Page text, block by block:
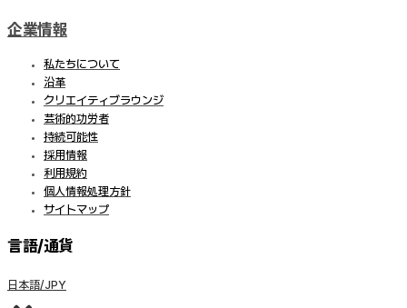
企業情報
私たちについて
沿革
クリエイティブラウンジ
芸術的功労者
持続可能性
採用情報
利用規約
個人情報処理方針
サイトマップ
言語/通貨
日本語/JPY